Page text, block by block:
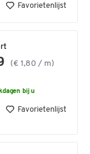
Favorietenlijst
(€ 1,80 / m)
bij u
Favorietenlijst